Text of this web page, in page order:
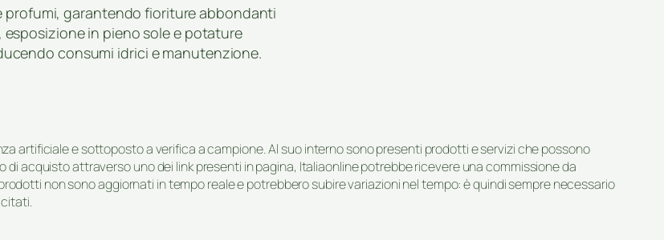
profumi, garantendo fioriture abbondanti
in pieno sole e potature
consumi idrici e manutenzione.
artificiale e sottoposto a verifica a campione. Al suo interno sono presenti prodotti e servizi che possono
acquisto attraverso uno dei link presenti in pagina, Italiaonline potrebbe ricevere una commissione da
non sono aggiornati in tempo reale e potrebbero subire variazioni nel tempo: è quindi sempre necessario